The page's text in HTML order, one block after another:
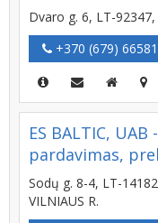
Dvaro g. 6, LT-92347,
+370 (679) 66581
ES BALTIC,
pardavimas,
Sodų g. 8-4, LT-
VILNIAUS R.